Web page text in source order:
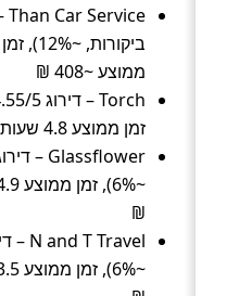
ממוצע ~408 ₪
זמן ממוצע 4.8 שעות, מחיר ממוצע ~332 ₪
₪